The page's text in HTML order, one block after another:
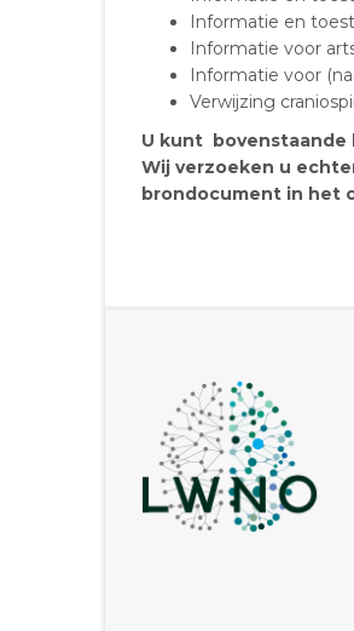
Informatie en
Informatie voor
Informatie voor
Verwijzing
U kunt bovenstaande
Wij verzoeken u
brondocument in het